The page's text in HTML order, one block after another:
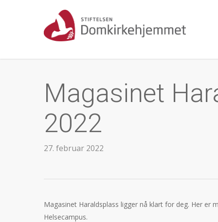
Magasinet
2022
27. februar 2022
Magasinet Haraldsplass ligger nå klart for deg. Her er
Helsecampus.